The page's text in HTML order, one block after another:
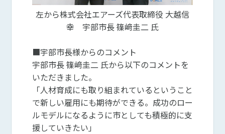
左から株式会社エアーズ代表取締役 大越信
幸 宇部市長 篠﨑圭二 氏
■宇部市長様からのコメント
宇部市長 篠﨑圭二 氏から以下のコメントを
いただきました。
「人材育成にも取り組まれているということ
で新しい雇用にも期待ができる。成功のロー
ルモデルになるように市としても積極的に支
援していきたい」